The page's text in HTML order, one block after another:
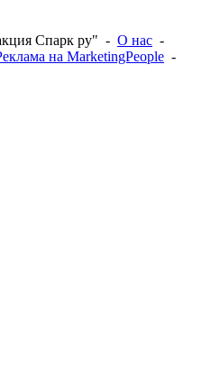
Спарк ру" - О нас -
на MarketingPeople -